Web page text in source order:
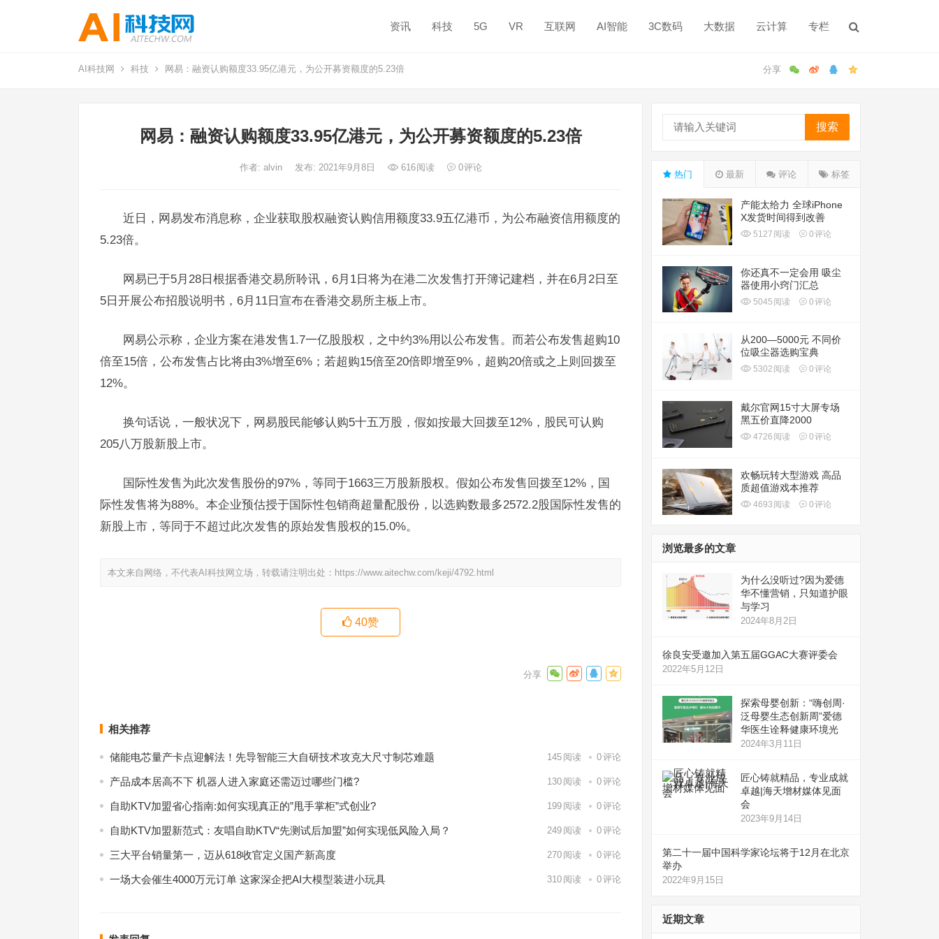
资讯 科技 5G VR 互联网 AI智能 3C数码 大数据 云计算 专栏
AI科技网 科技 网易：融资认购额度33.95亿港元，为公开募资额度的5.23倍
网易：融资认购额度33.95亿港元，为公开募资额度的5.23倍
作者: alvin 发布: 2021年9月8日 616阅读 0评论
近日，网易发布消息称，企业获取股权融资认购信用额度33.9五亿港币，为公布融资信用额度的
5.23倍。
网易已于5月28日根据香港交易所聆讯，6月1日将为在港二次发售打开簿记建档，并在6月2日至
5日开展公布招股说明书，6月11日宣布在香港交易所主板上市。
网易公示称，企业方案在港发售1.7一亿股股权，之中约3%用以公布发售。而若公布发售超购10
倍至15倍，公布发售占比将由3%增至6%；若超购15倍至20倍即增至9%，超购20倍或之上则回拨至
12%。
换句话说，一般状况下，网易股民能够认购5十五万股，假如按最大回拨至12%，股民可认购
205八万股新股上市。
国际性发售为此次发售股份的97%，等同于1663三万股新股权。假如公布发售回拨至12%，国
际性发售将为88%。本企业预估授于国际性包销商超量配股份，以选购数最多2572.2股国际性发售的
新股上市，等同于不超过此次发售的原始发售股权的15.0%。
本文来自网络，不代表AI科技网立场，转载请注明出处： https://www.aitechw.com/keji/4792.html
40赞
相关推荐
储能电芯量产卡点迎解法！先导智能三大自研技术攻克大尺寸制芯难题 145 阅读 0评论
产品成本居高不下 机器人进入家庭还需迈过哪些门槛? 130 阅读 0评论
自助KTV加盟省心指南:如何实现真正的”甩手掌柜”式创业? 199 阅读 0评论
自助KTV加盟新范式：友唱自助KTV“先测试后加盟”如何实现低风险入局？ 249 阅读 0评论
三大平台销量第一，迈从618收官定义国产新高度 270 阅读 0评论
一场大会催生4000万元订单 这家深企把AI大模型装进小玩具 310 阅读 0评论
搜索
热门 最新 评论 标签
产能太给力 全球iPhone
X发货时间得到改善
5127 阅读 0评论
你还真不一定会用 吸尘
器使用小窍门汇总
5045 阅读 0评论
从200—5000元 不同价
位吸尘器选购宝典
5302 阅读 0评论
戴尔官网15寸大屏专场
黑五价直降2000
4726 阅读 0评论
欢畅玩转大型游戏 高品
质超值游戏本推荐
4693 阅读 0评论
浏览最多的文章
为什么没听过?因为爱德
华不懂营销，只知道护眼
与学习
2024年8月2日
徐良安受邀加入第五届GGAC大赛评委会
2022年5月12日
探索母婴创新：“嗨创周·
泛母婴生态创新周”爱德
华医生诠释健康环境光
2024年3月11日
匠心铸就精品，专业成就
卓越|海天增材媒体见面
会
2023年9月14日
第二十一届中国科学家论坛将于12月在北京
举办
2022年9月15日
近期文章